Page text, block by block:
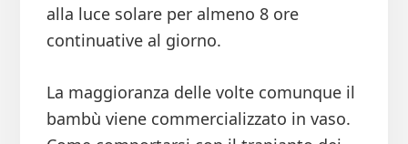
alla luce solare per almeno 8 ore
continuative al giorno.
La maggioranza delle volte comunque il
bambù viene commercializzato in vaso.